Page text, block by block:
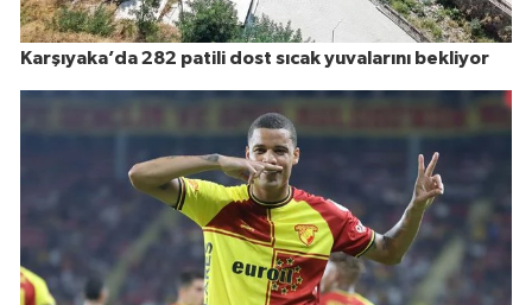
Karşıyaka’da 282 patili dost sıcak yuvalarını bekliyor